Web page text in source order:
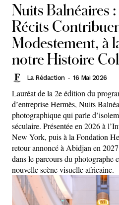
Nuits Balnéaires :
Récits
Modestement, à
notre Histoire
La Rédaction - 16 Mai 2026
Lauréat de la 2e édition du
d’entreprise Hermès, Nuits
photographique qui parle
séculaire. Présentée en 2026 à
New York, puis à la Fondation
retour annoncé à Abidjan en
dans le parcours du photographe
nouvelle scène visuelle africaine.